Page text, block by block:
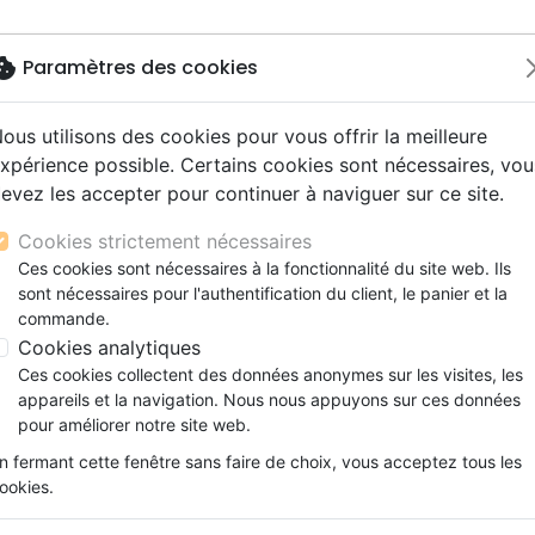
Nouveautés Bibles
gros caractères
d'étude
de mariage
Nouveaux Testaments
Evangiles et extraits
Bibles langues étrangères
Livres
Audio
Couple, famille, individu
Enfants
Formation
Jeunesse
adultes
CD Jeunesse
CD Isräel
Noël, Musique de fête
CD Enfants
spectacles
conférences
Films, fiction
Histoires vraies,
Commerce équitable
Accessoires de Bible
produits par auteur
CD
: Par page :
favorite_border
Paramètres des cookies
utilisons des cookies pour vous offrir la meilleure
possible. Certains cookies sont nécessaires,
les accepter pour continuer à naviguer sur ce site.
Cookies strictement nécessaires
Ces cookies sont nécessaires à la fonctionnalité du site web. Ils
sont nécessaires pour l'authentification du client, le panier et la
commande.
Cookies analytiques
Ces cookies collectent des données anonymes sur les visites, les
appareils et la navigation. Nous nous appuyons sur ces données
pour améliorer notre site web.
fermant cette fenêtre sans faire de choix, vous acceptez tous les